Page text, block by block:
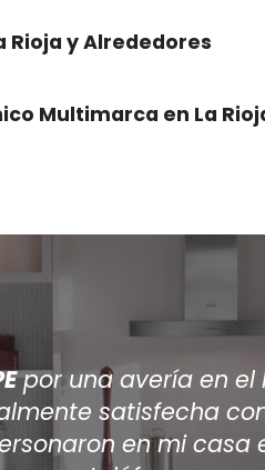
Rioja y Alrededores
Multimarca en La
que varios técnicos
acondicionado
sido los únicos en